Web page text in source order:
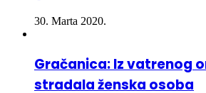
30. Marta 2020.
Gračanica: Iz vatrenog
stradala ženska osoba